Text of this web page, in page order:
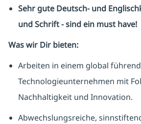
Sehr gute Deutsch- und
und Schrift - sind ein must have!
Was wir Dir bieten:
Arbeiten in einem global
Technologieunternehmen mit
Nachhaltigkeit und Innovation.
Abwechslungsreiche,